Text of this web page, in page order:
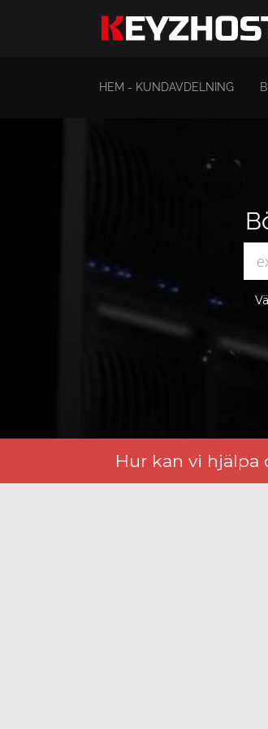
HEM - KUNDAVDELNING
Hur kan vi hjälpa